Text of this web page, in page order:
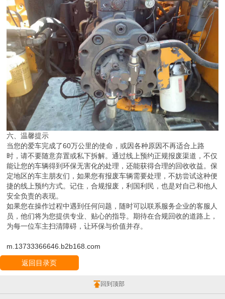
六、温馨提示
当您的爱车完成了60万公里的使命，或因各种原因不再适合上路
时，请不要随意弃置或私下拆解。通过线上预约正规报废渠道，不仅
能让您的车辆得到环保无害化的处理，还能获得合理的回收收益。保
定地区的车主朋友们，如果您有报废车辆需要处理，不妨尝试这种便
捷的线上预约方式。记住，合规报废，利国利民，也是对自己和他人
安全负责的表现。
如果您在操作过程中遇到任何问题，随时可以联系服务企业的客服人
员，他们将为您提供专业、贴心的指导。期待在合规回收的道路上，
为每一位车主扫清障碍，让环保与价值并存。
m.13733366646.b2b168.com
返回目录页
回到顶部